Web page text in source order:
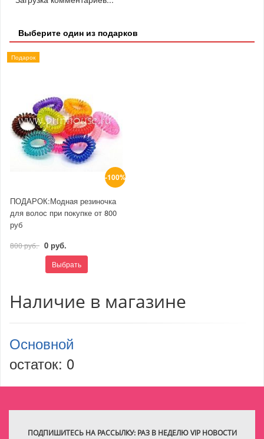
Выберите один из подарков
-100%
Подарок
ПОДАРОК:Модная резиночка
для волос при покупке от 800
руб
800 руб. 0 руб.
Выбрать
Наличие в магазине
Основной
остаток: 0
ПОДПИШИТЕСЬ НА РАССЫЛКУ: РАЗ В НЕДЕЛЮ VIP НОВОСТИ